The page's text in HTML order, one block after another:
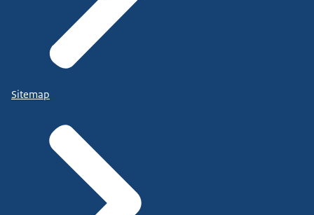
Sitemap